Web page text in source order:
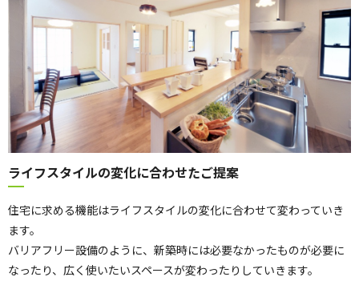
ライフスタイルの変化に合わせたご提案
住宅に求める機能はライフスタイルの変化に合わせて変わっていき
ます。
バリアフリー設備のように、新築時には必要なかったものが必要に
なったり、広く使いたいスペースが変わったりしていきます。